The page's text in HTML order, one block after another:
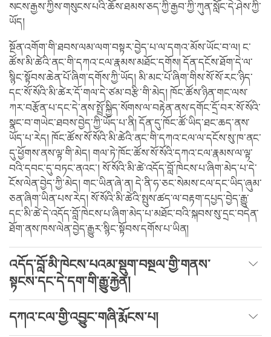
སངས་རྒྱས་ཀྱིས་གསུངས་པའི་ཆོས་ཐམས་ཅད་ཀྱི་རྒྱབ་ཀྱི་ཀུན་སློང་དེ་ཤེས་ཀྱི་
ཡོད།
སྔོན་འགོག་གི་ཐབས་ལམ་ལག་བསྟར་བྱེད་པ་ལ་དགའ་མོས་ཡོང་བ་ལ། ང་
ཚོས་མི་ཚེའི་ནང་གི་དཀའ་ངལ་རྣམས་མཐོང་དགོས། དོན་དངོས་ཐོག་དེ་ལ་
སྙིང་སྟོབས་ཆེན་པོ་ཞིག་དགོས་ཀྱི་ཡོད། མི་མང་པོ་ཞིག་གིས་སོ་སོ་རང་ཉིད་
དང་སོ་སོའི་མི་ཚེར་དོ་གལ་དེ་ཙམ་བརྩི་གི་མེད། ཁོང་ཚོས་ཉིན་གང་ལས་
ཀར་བརྩོན་པ་དང་དེ་ནས་སྤྲོ་སྐྱིད་སོགས་ལ་བརྟེན་ནས་དགོང་དྲོ་བར་སོ་སོའི་
སྣང་བ་གཡེང་ཐབས་བྱེད་ཀྱི་ཡོད་པ་ནི། དོན་དུ་ཁོང་ཚོ་ཡིད་ཐང་ཆད་ནས་
ཡོད་པ་རེད། ཁོང་ཚོས་སོ་སོའི་མི་ཚེའི་ནང་གི་དཀའ་ངལ་ལ་དངོས་སུ་ཁ་ནང་
དུ་ཕྱོགས་ནས་ལྟ་གི་མེད། གལ་ཏེ་ཁོང་ཚོས་སོ་སོའི་དཀའ་ངལ་རྣམས་ལ་ལྟ་
བའི་དབང་དུ་བཏང་ནའང་། སོ་སོའི་མི་ཚེ་འདོད་བློ་ཁེངས་པ་ཞིག་མེད་པ་དེ་
ངོས་ལེན་བྱེད་ཀྱི་མེད། གང་ཡིན་ཞེ་ན། དེ་ནི་ཧ་ཅང་སེམས་ངལ་དང་ཡིད་ཞུམ་
ཅན་ཞིག་ཡིན་པས་རེད། སོ་སོའི་མི་ཚེའི་སྤུས་ཚད་ལ་བརྟག་དཔྱད་བྱེད་རྒྱུ་
དང་མི་ཚེ་དེ་འདོད་བློ་ཁེངས་པ་ཞིག་མེད་པ་མཐོང་བའི་སྐབས་སུ་དྲང་བདེན་
ཐོག་ནས་ཁས་ལེན་བྱེད་རྒྱུར་སྙིང་སྟོབས་དགོས་པ་ཡིན།
འདོད་བློ་མི་ཁེངས་པའམ་སྡུག་བསྔལ་གྱི་གནས་
སྟངས་དང་དེ་དག་གི་རྒྱུ་རྐྱེན།
དཀའ་ངལ་གྱི་འབྱུང་གཞི་རྨོངས་པ།